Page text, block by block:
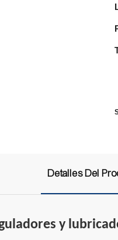
Detalles Del
y